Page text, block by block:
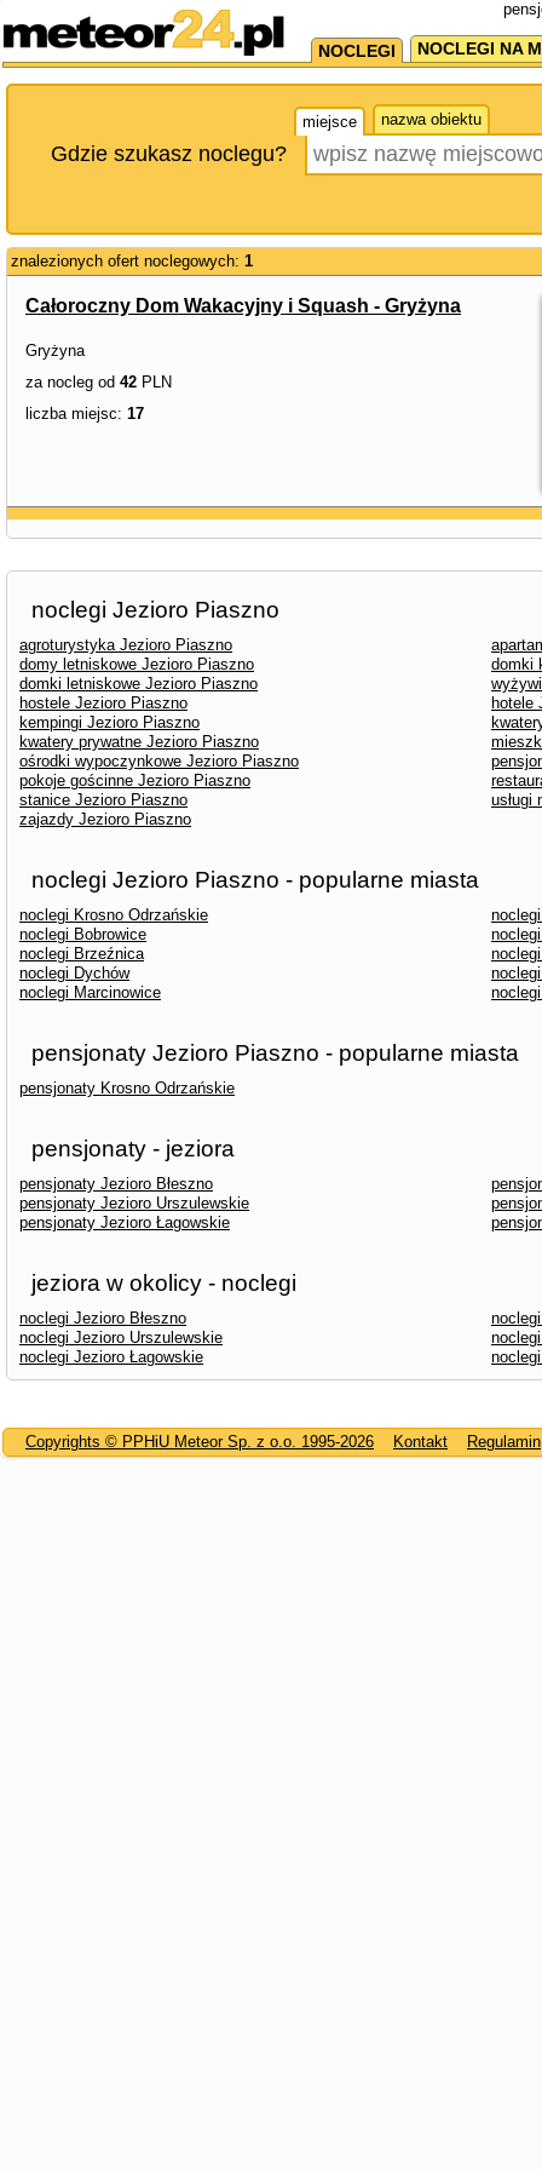
NOCLEGI NOCLEGI NA
miejsce nazwa obiektu
Gdzie szukasz noclegu?
znalezionych ofert noclegowych: 1
Całoroczny Dom Wakacyjny i Squash - Gryżyna
Gryżyna
za nocleg od 42 PLN
liczba miejsc: 17
noclegi Jezioro Piaszno
agroturystyka Jezioro Piaszno
domy letniskowe Jezioro Piaszno
domki
domki letniskowe Jezioro Piaszno
hostele Jezioro Piaszno
hotele
kempingi Jezioro Piaszno
kwatery prywatne Jezioro Piaszno
ośrodki wypoczynkowe Jezioro Piaszno
pokoje gościnne Jezioro Piaszno
stanice Jezioro Piaszno
usługi
zajazdy Jezioro Piaszno
noclegi Jezioro Piaszno - popularne miasta
noclegi Krosno Odrzańskie
noclegi Bobrowice
noclegi Brzeźnica
noclegi Dychów
noclegi Marcinowice
pensjonaty Jezioro Piaszno - popularne miasta
pensjonaty Krosno Odrzańskie
pensjonaty - jeziora
pensjonaty Jezioro Błeszno
pensjonaty Jezioro Urszulewskie
pensjonaty Jezioro Łagowskie
jeziora w okolicy - noclegi
noclegi Jezioro Błeszno
noclegi Jezioro Urszulewskie
noclegi Jezioro Łagowskie
Copyrights © PPHiU Meteor Sp. z o.o. 1995-2026 Kontakt Regulamin